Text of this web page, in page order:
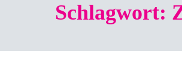
Schlagwort: